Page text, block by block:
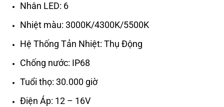
Nhân LED: 6
Nhiệt màu: 3000K/4300K/5500K
Hệ Thống Tản Nhiệt: Thụ Động
Chống nước: IP68
Tuổi thọ: 30.000 giờ
Điện Áp: 12 – 16V